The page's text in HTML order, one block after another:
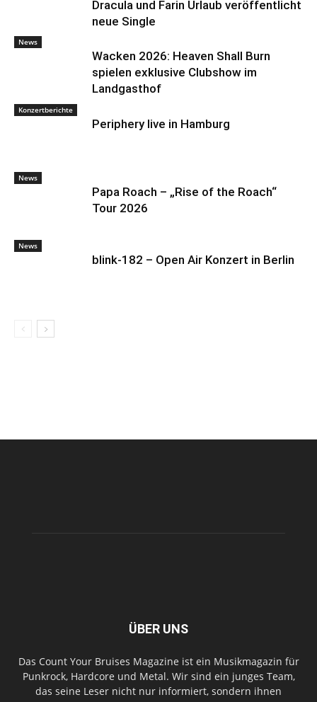
Dracula und Farin Urlaub veröffentlicht
neue Single
News
Wacken 2026: Heaven Shall Burn
spielen exklusive Clubshow im
Landgasthof
Konzertberichte
Periphery live in Hamburg
News
Papa Roach – „Rise of the Roach“
Tour 2026
News
blink-182 – Open Air Konzert in Berlin
ÜBER UNS
Das Count Your Bruises Magazine ist ein Musikmagazin für
Punkrock, Hardcore und Metal. Wir sind ein junges Team,
das seine Leser nicht nur informiert, sondern ihnen